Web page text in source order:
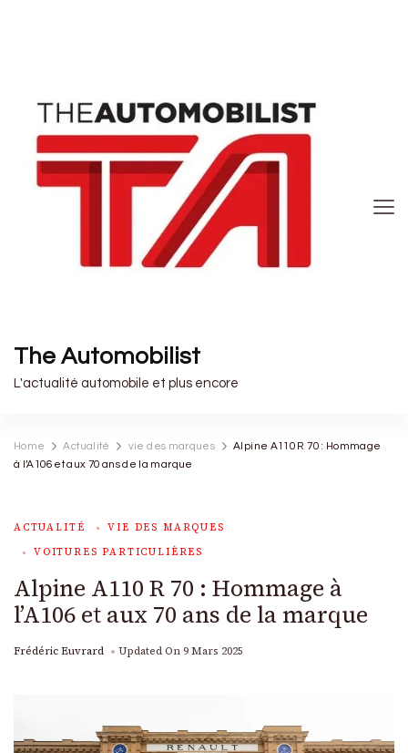
The Automobilist
L'actualité automobile et plus encore
Home Actualité vie des marques
Alpine A110 R 70 : Hommage
à l’A106 et aux 70 ans de la marque
ACTUALITÉ
VIE DES MARQUES
VOITURES PARTICULIÈRES
Alpine A110 R 70 : Hommage à
l’A106 et aux 70 ans de la marque
Frédéric Euvrard Updated On9 Mars 2025